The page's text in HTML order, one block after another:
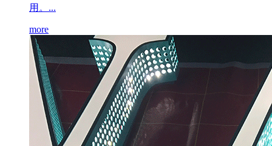
用。...
more